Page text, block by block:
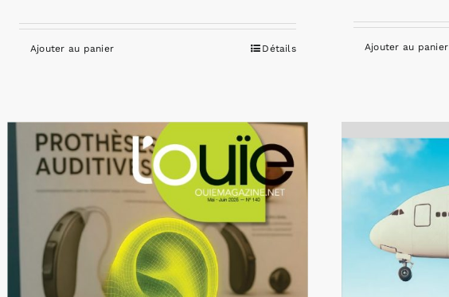
Ajouter au panier Détails Ajouter au panier